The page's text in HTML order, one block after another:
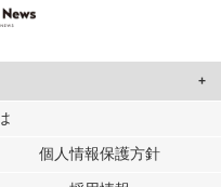
に合わせたコンテンツや広告の
個人情報保護方針